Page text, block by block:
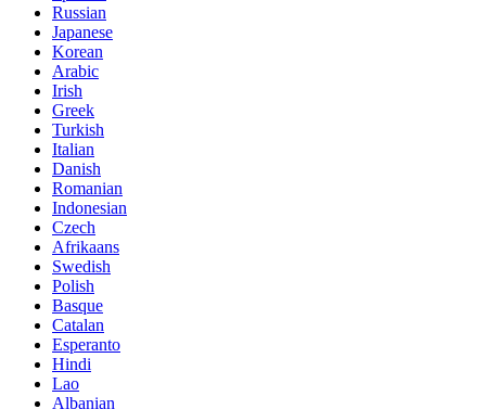
Russian
Japanese
Korean
Arabic
Irish
Greek
Turkish
Italian
Danish
Romanian
Indonesian
Czech
Afrikaans
Swedish
Polish
Basque
Catalan
Esperanto
Hindi
Lao
Albanian